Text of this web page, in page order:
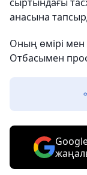
анасына
Оның өмірі мен
Отбасымен